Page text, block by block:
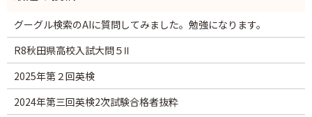
グーグル検索のAIに質問してみました。勉強になります。
R8秋田県高校入試大問５Ⅱ
2025年第２回英検
2024年第三回英検2次試験合格者抜粋